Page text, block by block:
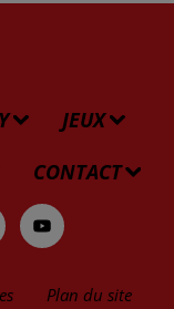
JEUX
CONTACT
Plan du site